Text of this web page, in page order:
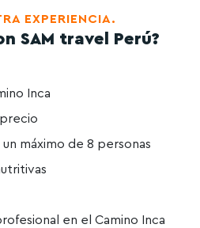
EXPERIENCIA.
SAM travel Perú?
Inca
máximo de 8 personas
en el Camino Inca